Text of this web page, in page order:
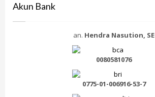
Akun Bank
an. Hendra Nasution, SE
0080581076
0775-01-006916-53-7